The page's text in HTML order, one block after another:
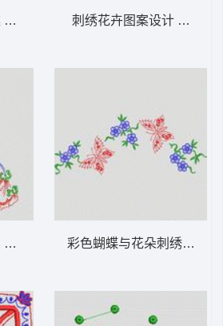
物花型
物花型
刺绣花卉图案设计 植物花
彩色蝴蝶与花朵刺绣图案